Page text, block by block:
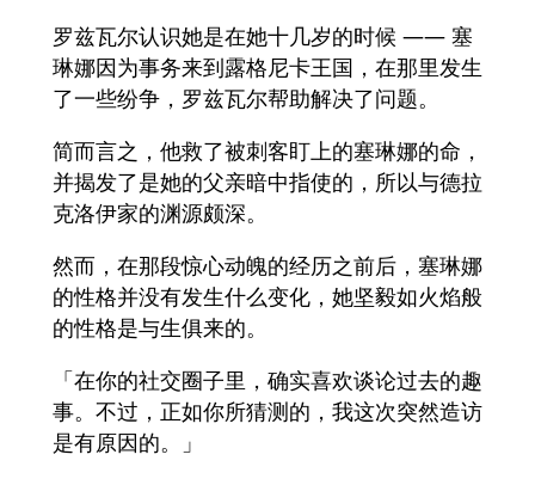
罗兹瓦尔认识她是在她十几岁的时候 —— 塞
琳娜因为事务来到露格尼卡王国，在那里发生
了一些纷争，罗兹瓦尔帮助解决了问题。
简而言之，他救了被刺客盯上的塞琳娜的命，
并揭发了是她的父亲暗中指使的，所以与德拉
克洛伊家的渊源颇深。
然而，在那段惊心动魄的经历之前后，塞琳娜
的性格并没有发生什么变化，她坚毅如火焰般
的性格是与生俱来的。
「在你的社交圈子里，确实喜欢谈论过去的趣
事。不过，正如你所猜测的，我这次突然造访
是有原因的。」